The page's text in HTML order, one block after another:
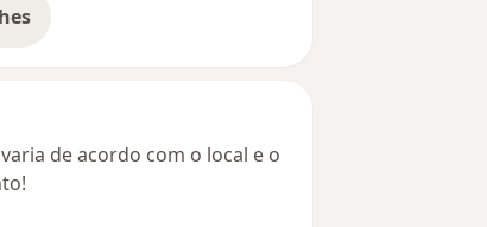
de acordo com o local e o